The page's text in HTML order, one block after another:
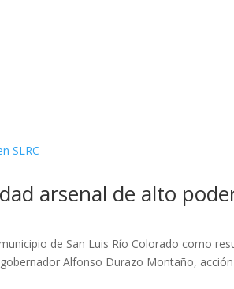
arsenal de alto
de San Luis Río Colorado como
Alfonso Durazo Montaño, acción